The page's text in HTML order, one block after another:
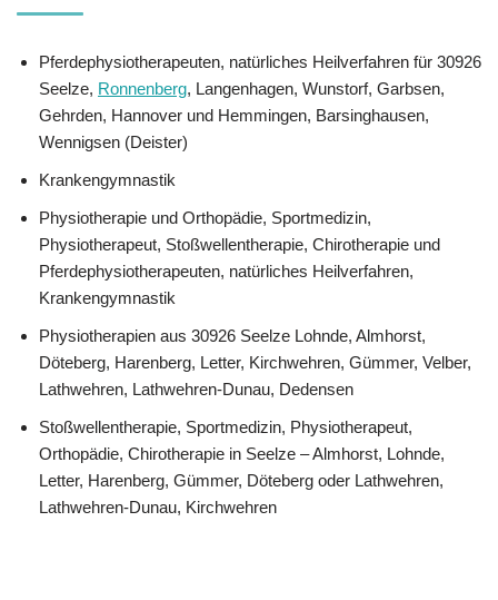
Pferdephysiotherapeuten, natürliches Heilverfahren für 30926
Seelze, Ronnenberg, Langenhagen, Wunstorf, Garbsen,
Gehrden, Hannover und Hemmingen, Barsinghausen,
Wennigsen (Deister)
Krankengymnastik
Physiotherapie und Orthopädie, Sportmedizin,
Physiotherapeut, Stoßwellentherapie, Chirotherapie und
Pferdephysiotherapeuten, natürliches Heilverfahren,
Krankengymnastik
Physiotherapien aus 30926 Seelze Lohnde, Almhorst,
Döteberg, Harenberg, Letter, Kirchwehren, Gümmer, Velber,
Lathwehren, Lathwehren-Dunau, Dedensen
Stoßwellentherapie, Sportmedizin, Physiotherapeut,
Orthopädie, Chirotherapie in Seelze – Almhorst, Lohnde,
Letter, Harenberg, Gümmer, Döteberg oder Lathwehren,
Lathwehren-Dunau, Kirchwehren